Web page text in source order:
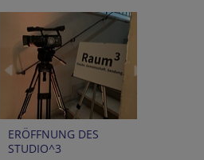
ERÖFFNUNG DES
STUDIO^3